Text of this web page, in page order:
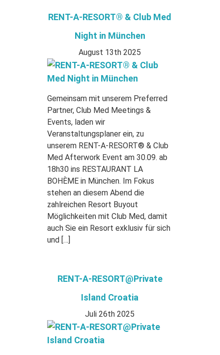
RENT-A-RESORT® & Club Med
Night in München
August 13th 2025
Gemeinsam mit unserem Preferred
Partner, Club Med Meetings &
Events, laden wir
Veranstaltungsplaner ein, zu
unserem RENT-A-RESORT® & Club
Med Afterwork Event am 30.09. ab
18h30 ins RESTAURANT LA
BOHÈME in München. Im Fokus
stehen an diesem Abend die
zahlreichen Resort Buyout
Möglichkeiten mit Club Med, damit
auch Sie ein Resort exklusiv für sich
und […]
RENT-A-RESORT@Private
Island Croatia
Juli 26th 2025